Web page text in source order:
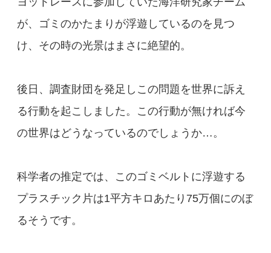
が、ゴミのかたまりが浮遊しているのを見つ
け、その時の光景はまさに絶望的。
後日、調査財団を発足しこの問題を世界に訴え
る行動を起こしました。この行動が無ければ今
の世界はどうなっているのでしょうか…。
科学者の推定では、このゴミベルトに浮遊する
プラスチック片は1平方キロあたり75万個にのぼ
るそうです。